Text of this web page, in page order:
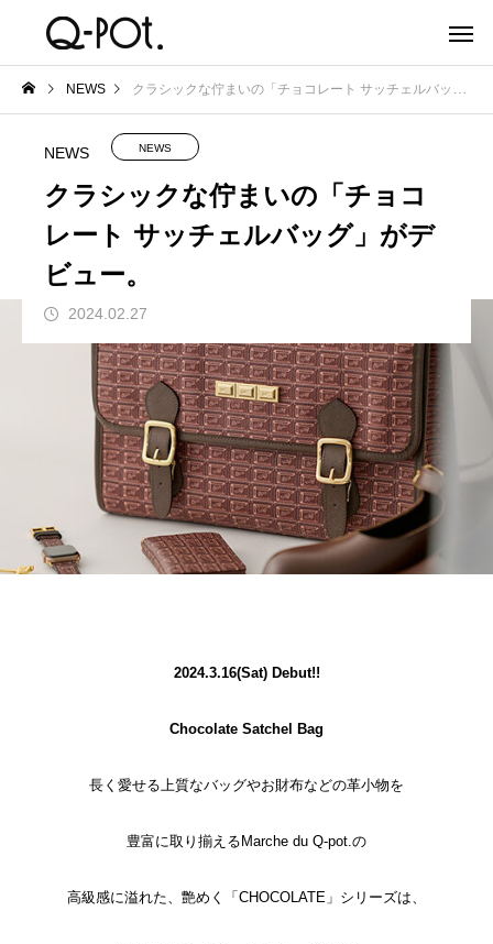
NEWS クラシックな佇まいの「チョコレート サッチェルバッグ」がデビュー。
NEWS NEWS
クラシックな佇まいの「チョコ
レート サッチェルバッグ」がデ
ビュー。
2024.02.27
2024.3.16(Sat) Debut!!
Chocolate Satchel Bag
長く愛せる上質なバッグやお財布などの革小物を
豊富に取り揃えるMarche du Q-pot.の
高級感に溢れた、艶めく「CHOCOLATE」シリーズは、